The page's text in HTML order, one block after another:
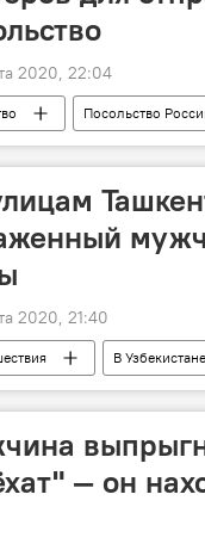
2020, 22:04
Посольство
2020, 21:40
В Узбекистане
район
— он